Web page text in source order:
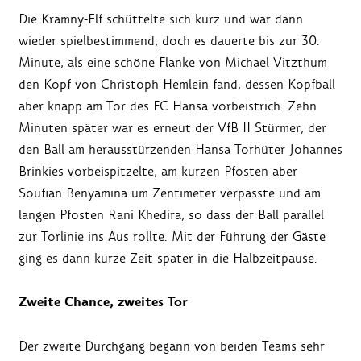
Die Kramny-Elf schüttelte sich kurz und war dann
wieder spielbestimmend, doch es dauerte bis zur 30.
Minute, als eine schöne Flanke von Michael Vitzthum
den Kopf von Christoph Hemlein fand, dessen Kopfball
aber knapp am Tor des FC Hansa vorbeistrich. Zehn
Minuten später war es erneut der VfB II Stürmer, der
den Ball am herausstürzenden Hansa Torhüter Johannes
Brinkies vorbeispitzelte, am kurzen Pfosten aber
Soufian Benyamina um Zentimeter verpasste und am
langen Pfosten Rani Khedira, so dass der Ball parallel
zur Torlinie ins Aus rollte. Mit der Führung der Gäste
ging es dann kurze Zeit später in die Halbzeitpause.
Zweite Chance, zweites Tor
Der zweite Durchgang begann von beiden Teams sehr